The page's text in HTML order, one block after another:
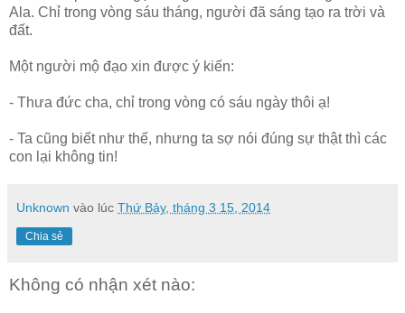
Ala. Chỉ trong vòng sáu tháng, người đã sáng tạo ra trời và
đất.
Một người mộ đạo xin được ý kiến:
- Thưa đức cha, chỉ trong vòng có sáu ngày thôi ạ!
- Ta cũng biết như thế, nhưng ta sợ nói đúng sự thật thì các
con lại không tin!
Unknown vào lúc Thứ Bảy, tháng 3 15, 2014
Chia sẻ
Không có nhận xét nào: